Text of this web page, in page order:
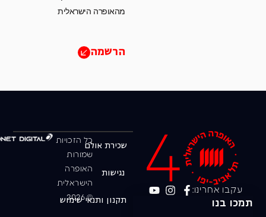
מהאופרה הישראלית
הרשמה
עקבו אחרינו:
תמכו בנו
כל הזכויות
שמורות
האופרה
הישראלית
© 2026
שכירת אולם
נגישות
תקנון ותנאי שימוש